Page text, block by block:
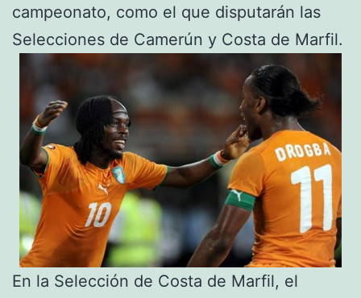
campeonato, como el que disputarán las
Selecciones de Camerún y Costa de Marfil.
En la Selección de Costa de Marfil, el